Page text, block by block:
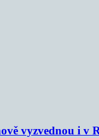
vyzvednou i v